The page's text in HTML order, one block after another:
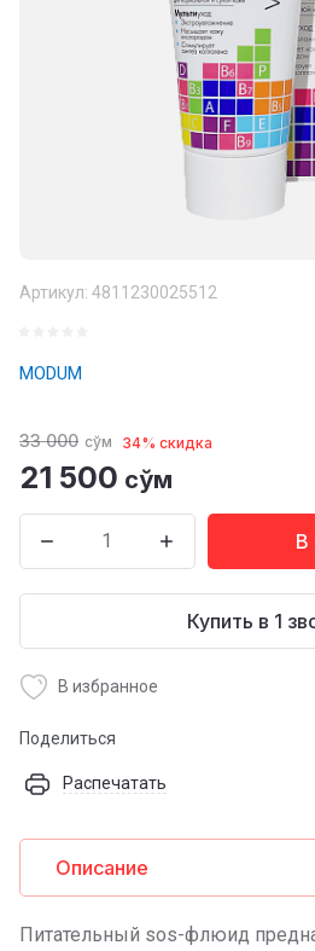
Артикул: 4811230025512
MODUM
33 000 сўм 34% скидка
21 500 сўм
В
Купить в 1
В избранное
Поделиться
Распечатать
Описание
Питательный sos-флюид